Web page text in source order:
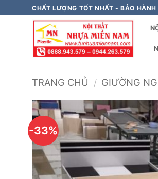
qua
CHẤT LƯỢNG TỐT NHẤT - BẢO HÀNH
TRANG CHỦ / GIƯỜNG
-33%